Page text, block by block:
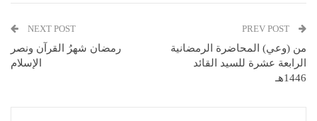
من (وعي) المحاضرة الرمضانية
الرابعة عشرة للسيد القائد
1446هـ
NEXT POST
رمضان شهرُ القرآن ونصر
الإسلام